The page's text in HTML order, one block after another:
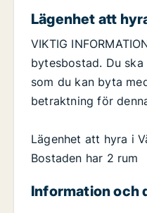
Lägenhet att
VIKTIG
bytesbostad. Du
som du kan byta
betraktning för
Lägenhet att hyra i
Bostaden har 2 rum
Information och